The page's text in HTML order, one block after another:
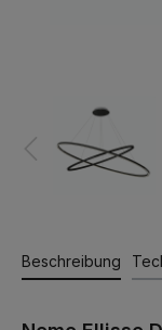
Beschreibung